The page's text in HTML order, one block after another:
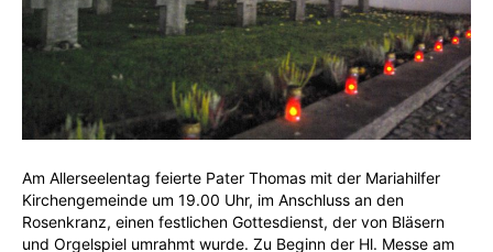
Am Allerseelentag feierte Pater Thomas mit der Mariahilfer
Kirchengemeinde um 19.00 Uhr, im Anschluss an den
Rosenkranz, einen festlichen Gottesdienst, der von Bläsern
und Orgelspiel umrahmt wurde. Zu Beginn der Hl. Messe am